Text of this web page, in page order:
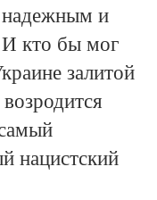
надежным и
кто бы мог
залитой
нацистский